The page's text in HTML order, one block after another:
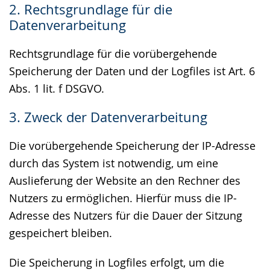
2. Rechtsgrundlage für die
Datenverarbeitung
Rechtsgrundlage für die vorübergehende
Speicherung der Daten und der Logfiles ist Art. 6
Abs. 1 lit. f DSGVO.
3. Zweck der Datenverarbeitung
Die vorübergehende Speicherung der IP-Adresse
durch das System ist notwendig, um eine
Auslieferung der Website an den Rechner des
Nutzers zu ermöglichen. Hierfür muss die IP-
Adresse des Nutzers für die Dauer der Sitzung
gespeichert bleiben.
Die Speicherung in Logfiles erfolgt, um die